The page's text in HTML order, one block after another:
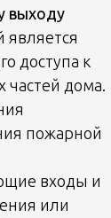
выходу
доступа к
дома.
пожарной
входы и
или